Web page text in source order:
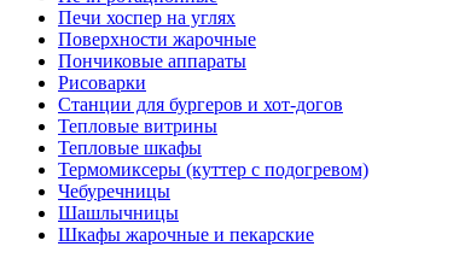
Печи хоспер на углях
Поверхности жарочные
Пончиковые аппараты
Рисоварки
Станции для бургеров и хот-догов
Тепловые витрины
Тепловые шкафы
Термомиксеры (куттер с подогревом)
Чебуречницы
Шашлычницы
Шкафы жарочные и пекарские